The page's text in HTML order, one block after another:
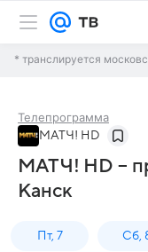
* транслируется
Телепрограмма
МАТЧ! HD
МАТЧ! HD –
Канск
Пт, 7 Сб,